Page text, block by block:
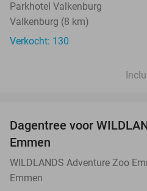
Parkhotel Valkenburg
Valkenburg (8 km)
Verkocht: 130
Dagentree voor
Emmen
WILDLANDS Adventure Zoo
Emmen